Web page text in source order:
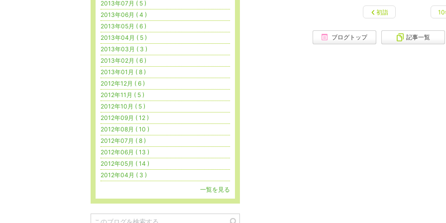
初詣 10
ブログトップ 記事一覧
2013年07月 ( 5 )
2013年06月 ( 4 )
2013年05月 ( 6 )
2013年04月 ( 5 )
2013年03月 ( 3 )
2013年02月 ( 6 )
2013年01月 ( 8 )
2012年12月 ( 6 )
2012年11月 ( 5 )
2012年10月 ( 5 )
2012年09月 ( 12 )
2012年08月 ( 10 )
2012年07月 ( 8 )
2012年06月 ( 13 )
2012年05月 ( 14 )
2012年04月 ( 3 )
一覧を見る